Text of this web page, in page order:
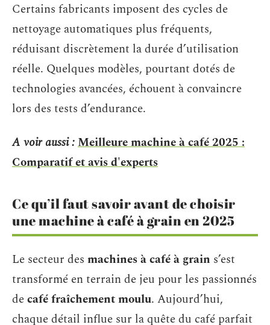
Certains fabricants imposent des cycles de
nettoyage automatiques plus fréquents,
réduisant discrètement la durée d’utilisation
réelle. Quelques modèles, pourtant dotés de
technologies avancées, échouent à convaincre
lors des tests d’endurance.
A voir aussi :Meilleure machine à café 2025 :
Comparatif et avis d'experts
Ce qu’il faut savoir avant de choisir
une machine à café à grain en 2025
Le secteur des machines à café à grain s’est
transformé en terrain de jeu pour les passionnés
decafé fraîchement moulu. Aujourd’hui,
chaque détail influe sur la quête du café parfait